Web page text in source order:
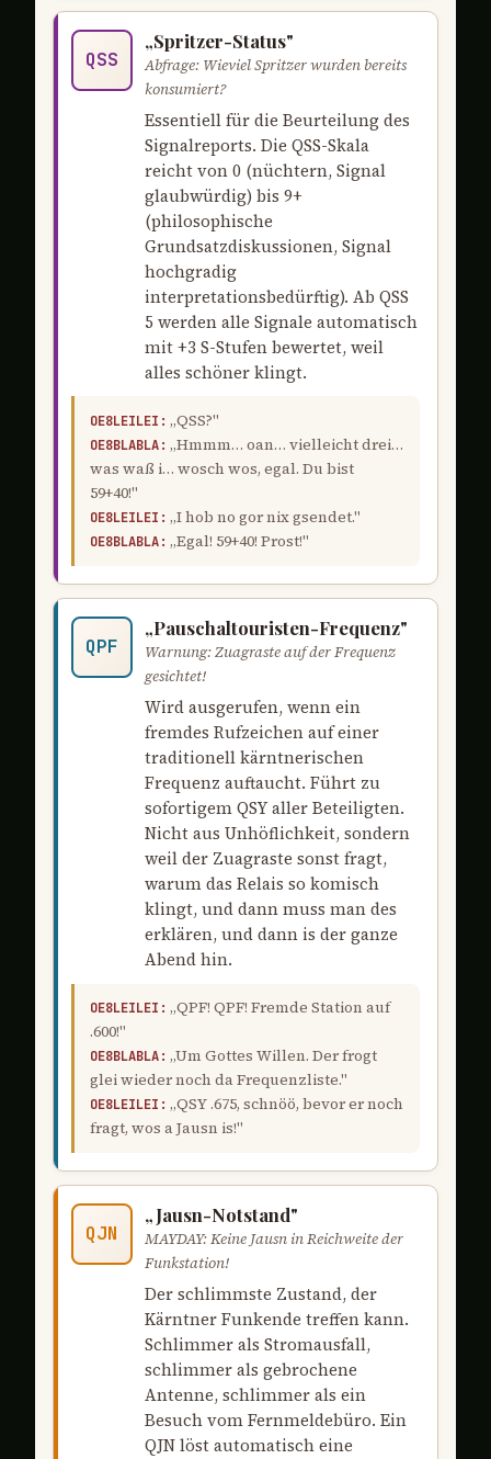
QSS
„Spritzer-Status"
Abfrage: Wieviel Spritzer wurden bereits
konsumiert?
Essentiell für die Beurteilung des
Signalreports. Die QSS-Skala
reicht von 0 (nüchtern, Signal
glaubwürdig) bis 9+
(philosophische
Grundsatzdiskussionen, Signal
hochgradig
interpretationsbedürftig). Ab QSS
5 werden alle Signale automatisch
mit +3 S-Stufen bewertet, weil
alles schöner klingt.
OE8LEILEI: „QSS?"
OE8BLABLA: „Hmmm… oan… vielleicht drei…
was waß i… wosch wos, egal. Du bist
59+40!"
OE8LEILEI: „I hob no gor nix gsendet."
OE8BLABLA: „Egal! 59+40! Prost!"
QPF
„Pauschaltouristen-Frequenz"
Warnung: Zuagraste auf der Frequenz
gesichtet!
Wird ausgerufen, wenn ein
fremdes Rufzeichen auf einer
traditionell kärntnerischen
Frequenz auftaucht. Führt zu
sofortigem QSY aller Beteiligten.
Nicht aus Unhöflichkeit, sondern
weil der Zuagraste sonst fragt,
warum das Relais so komisch
klingt, und dann muss man des
erklären, und dann is der ganze
Abend hin.
OE8LEILEI: „QPF! QPF! Fremde Station auf
.600!"
OE8BLABLA: „Um Gottes Willen. Der frogt
glei wieder noch da Frequenzliste."
OE8LEILEI: „QSY .675, schnöö, bevor er noch
fragt, wos a Jausn is!"
QJN
„Jausn-Notstand"
MAYDAY: Keine Jausn in Reichweite der
Funkstation!
Der schlimmste Zustand, der
Kärntner Funkende treffen kann.
Schlimmer als Stromausfall,
schlimmer als gebrochene
Antenne, schlimmer als ein
Besuch vom Fernmeldebüro. Ein
QJN löst automatisch eine